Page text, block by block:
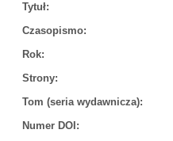
Tytuł:
Czasopismo:
Rok:
Strony:
Tom (seria wydawnicza):
Numer DOI: